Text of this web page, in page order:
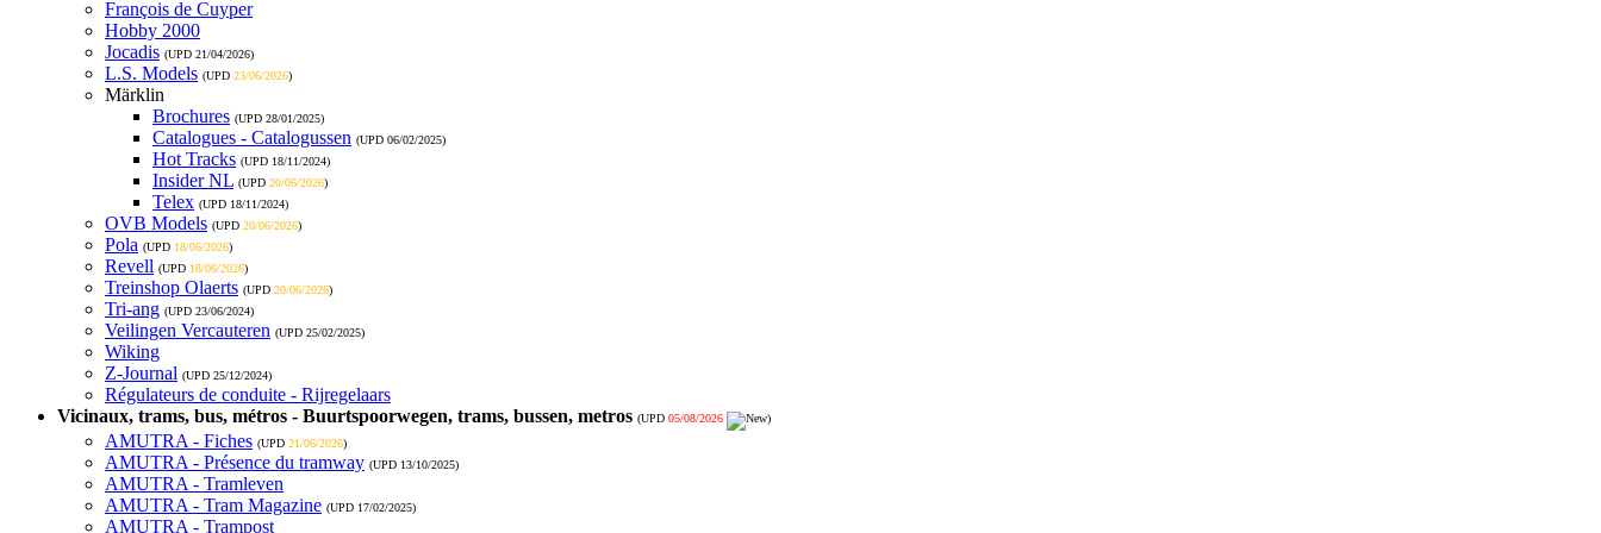
François de Cuyper
Hobby 2000
Jocadis (UPD 21/04/2026)
L.S. Models (UPD 23/06/2026)
Märklin
Brochures (UPD 28/01/2025)
Catalogues - Catalogussen (UPD 06/02/2025)
Hot Tracks (UPD 18/11/2024)
Insider NL (UPD 20/06/2026)
Telex (UPD 18/11/2024)
OVB Models (UPD 20/06/2026)
Pola (UPD 18/06/2026)
Revell (UPD 18/06/2026)
Treinshop Olaerts (UPD 20/06/2026)
Tri-ang (UPD 23/06/2024)
Veilingen Vercauteren (UPD 25/02/2025)
Wiking
Z-Journal (UPD 25/12/2024)
Régulateurs de conduite - Rijregelaars
Vicinaux, trams, bus, métros - Buurtspoorwegen, trams, bussen, metros (UPD 05/08/2026 )
AMUTRA - Fiches (UPD 21/06/2026)
AMUTRA - Présence du tramway (UPD 13/10/2025)
AMUTRA - Tramleven
AMUTRA - Tram Magazine (UPD 17/02/2025)
AMUTRA - Trampost